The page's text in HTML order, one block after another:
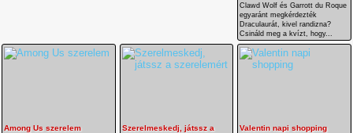
Clawd Wolf és Garrott du Roque
egyaránt megkérdezték
Draculaurát, kivel randizna?
Csináld meg a kvízt, hogy...
Among Us szerelem
Szerelmeskedj, játssz a
Valentin napi shopping